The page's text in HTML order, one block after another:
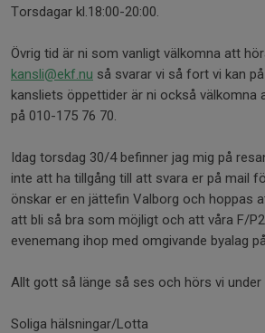
Torsdagar kl.18:00-20:00.
Övrig tid är ni som vanligt välkomna att
kansli@ekf.nu så svarar vi så fort vi kan
kansliets öppettider är ni också välkomna
på 010-175 76 70.
Idag torsdag 30/4 befinner jag mig på
inte att ha tillgång till att svara er på mail
önskar er en jättefin Valborg och hoppas
att bli så bra som möjligt och att våra F/
evenemang ihop med omgivande byalag
Allt gott så länge så ses och hörs vi under
Soliga hälsningar/Lotta